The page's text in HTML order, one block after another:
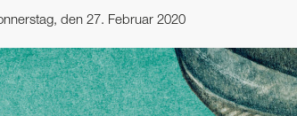
den 27. Februar 2020